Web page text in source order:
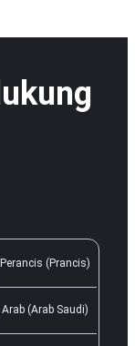
Perancis (Prancis)
Arab (Arab Saudi)